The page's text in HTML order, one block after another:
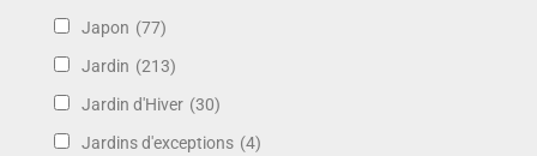
Japon (77)
Jardin (213)
Jardin d'Hiver (30)
Jardins d'exceptions (4)